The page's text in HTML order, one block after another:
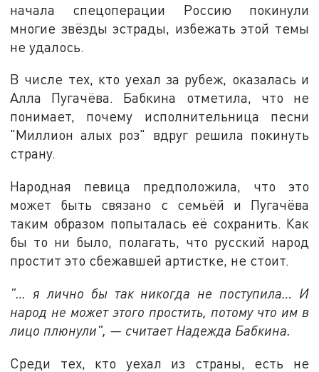
начала спецоперации Россию покинули
многие звёзды эстрады, избежать этой темы
не удалось.
В числе тех, кто уехал за рубеж, оказалась и
Алла Пугачёва. Бабкина отметила, что не
понимает, почему исполнительница песни
"Миллион алых роз" вдруг решила покинуть
страну.
Народная певица предположила, что это
может быть связано с семьёй и Пугачёва
таким образом попыталась её сохранить. Как
бы то ни было, полагать, что русский народ
простит это сбежавшей артистке, не стоит.
"… я лично бы так никогда не поступила… И
народ не может этого простить, потому что им в
лицо плюнули", — считает Надежда Бабкина.
Среди тех, кто уехал из страны, есть не